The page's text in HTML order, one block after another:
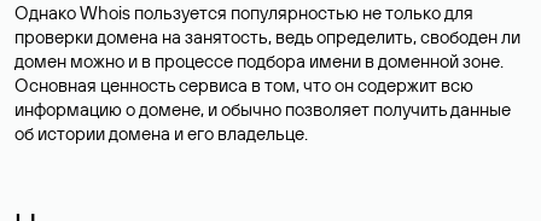
Однако Whois пользуется популярностью не только для
проверки домена на занятость, ведь определить, свободен ли
домен можно и в процессе подбора имени в доменной зоне.
Основная ценность сервиса в том, что он содержит всю
информацию о домене, и обычно позволяет получить данные
об истории домена и его владельце.